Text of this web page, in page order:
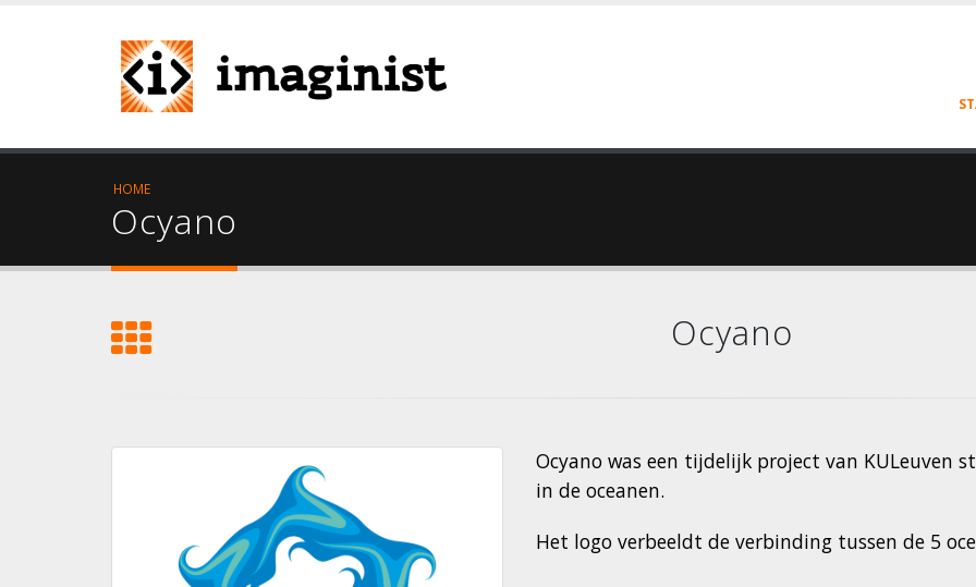
HOME
Ocyano
Ocyano
Ocyano was een tijdelijk project van KULeuven
in de oceanen.
Het logo verbeeldt de verbinding tussen de 5